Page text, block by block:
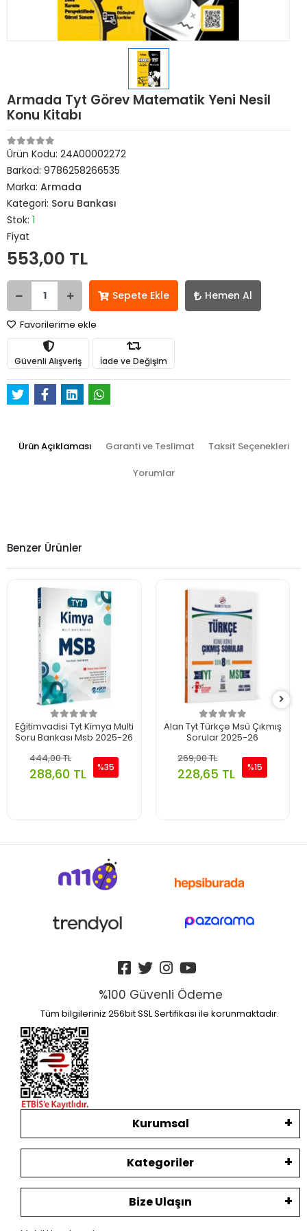
Armada Tyt Görev Matematik Yeni Nesil
Konu Kitabı
Ürün Kodu: 24A00002272
Barkod: 9786258266535
Marka: Armada
Kategori: Soru Bankası
Stok: 1
Fiyat
553,00 TL
Sepete Ekle Hemen Al
Favorilerime ekle
Güvenli Alışveriş İade ve Değişim
Ürün Açıklaması Garanti ve Teslimat Taksit Seçenekleri
Yorumlar
Benzer Ürünler
Eğitimvadisi Tyt Kimya Multi
Soru Bankası Msb 2025-26
444,00 TL
288,60 TL %35
Alan Tyt Türkçe Msü Çıkmış
Sorular 2025-26
269,00 TL
228,65 TL %15
%100 Güvenli Ödeme
Tüm bilgileriniz 256bit SSL Sertifikası ile korunmaktadır.
Kurumsal
Kategoriler
Bize Ulaşın